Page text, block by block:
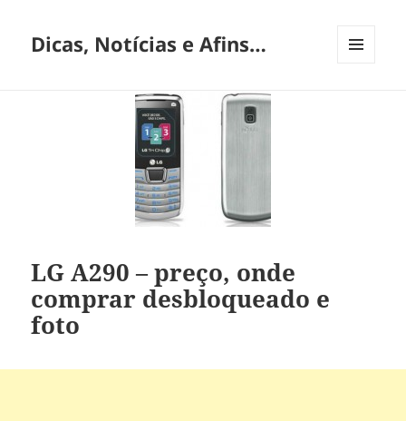
Dicas, Notícias e Afins…
LG A290 – preço, onde
comprar desbloqueado e
foto